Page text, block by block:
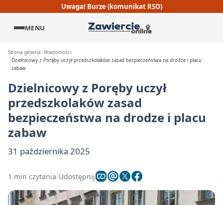
Uwaga! Burze (komunikat RSO)
MENU
Strona główna Wiadomości
Dzielnicowy z Poręby uczył przedszkolaków zasad bezpieczeństwa na drodze i placu
zabaw
Dzielnicowy z Poręby uczył
przedszkolaków zasad
bezpieczeństwa na drodze i placu
zabaw
31 października 2025
1 min czytania Udostępnij